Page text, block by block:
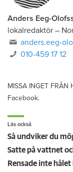
Anders Eeg-
lokalredaktör –
anders.eeg-
010-459 17 12
MISSA INGET FRÅN
Facebook.
Läs också